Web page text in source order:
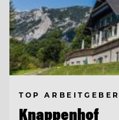
TOP ARBEITGEBER
Knappenhof